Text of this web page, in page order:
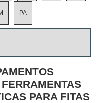
PA
PARA FITAS